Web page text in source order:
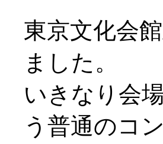
東京文化会
ました。
いきなり会
う普通のコ